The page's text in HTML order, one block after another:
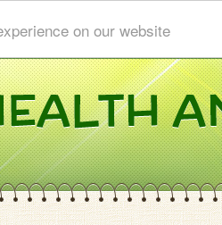
on our website